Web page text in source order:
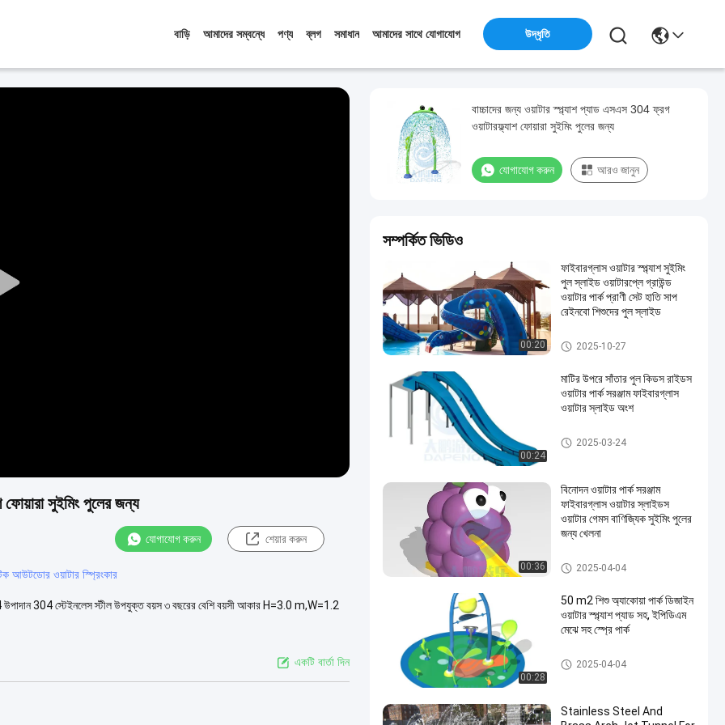
বাড়ি আমাদের সম্বন্ধে পণ্য ব্লগ সমাধান আমাদের সাথে যোগাযোগ উদ্ধৃতি
Play
ফোয়ারা সুইমিং পুলের জন্য
যোগাযোগ করুন শেয়ার করুন
আউটডোর ওয়াটার স্প্রিংকার
উপাদান 304 স্টেইনলেস স্টীল উপযুক্ত বয়স ৩ বছরের বেশি বয়সী আকার H=3.0 m,W=1.2
একটি বার্তা দিন
বাচ্চাদের জন্য ওয়াটার স্প্ল্যাশ প্যাড এসএস 304 ফ্রগ
ওয়াটারফ্ল্যাশ ফোয়ারা সুইমিং পুলের জন্য
যোগাযোগ করুন আরও জানুন
সম্পর্কিত ভিডিও
00:20
ফাইবারগ্লাস ওয়াটার স্প্ল্যাশ সুইমিং
পুল স্লাইড ওয়াটারপ্লে গ্রাউন্ড
ওয়াটার পার্ক প্রাণী সেট হাতি সাপ
রেইনবো শিশুদের পুল স্লাইড
জল স্প্ল্যাশ প্যাড
2025-10-27
00:24
মাটির উপরে সাঁতার পুল কিডস রাইডস
ওয়াটার পার্ক সরঞ্জাম ফাইবারগ্লাস
ওয়াটার স্লাইড অংশ
সুইমিং পুল ওয়াটার স্লাইড
2025-03-24
00:36
বিনোদন ওয়াটার পার্ক সরঞ্জাম
ফাইবারগ্লাস ওয়াটার স্লাইডস
ওয়াটার গেমস বাণিজ্যিক সুইমিং পুলের
জন্য খেলনা
মিনি পুল স্লাইড
2025-04-04
00:28
50 m2 শিশু অ্যাকোয়া পার্ক ডিজাইন
ওয়াটার স্প্ল্যাশ প্যাড সহ, ইপিডিএম
মেঝে সহ স্প্রে পার্ক
অ্যাকোয়া পার্ক
2025-04-04
Stainless Steel And